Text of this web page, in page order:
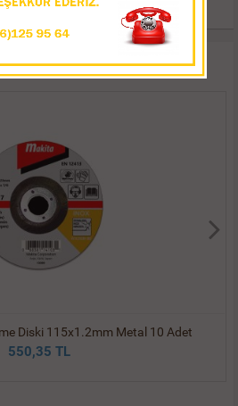
Diski 115x1.2mm Metal 10 Adet
550,35 TL